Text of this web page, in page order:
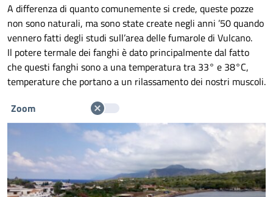
A differenza di quanto comunemente si crede, queste pozze
non sono naturali, ma sono state create negli anni ’50 quando
vennero fatti degli studi sull’area delle fumarole di Vulcano.
Il potere termale dei fanghi è dato principalmente dal fatto
che questi fanghi sono a una temperatura tra 33° e 38°C,
temperature che portano a un rilassamento dei nostri muscoli.
Zoom